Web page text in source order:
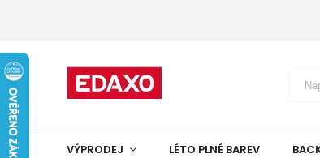
VÝPRODEJ LÉTO PLNÉ BAREV